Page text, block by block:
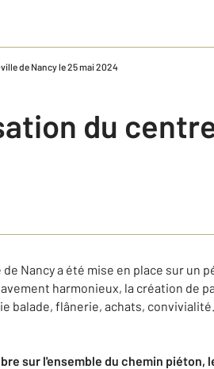
de Nancy le 25 mai 2024
du
Nancy a été mise en place sur un
harmonieux, la création de
balade, flânerie, achats,
sur l'ensemble du chemin piéton,